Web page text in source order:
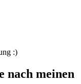
:)
nach meinen